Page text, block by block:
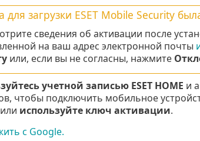
для загрузки ESET Mobile Security
сведения об активации после
на ваш адрес электронной почты
или, если вы не согласны, нажмите
учетной записью ESET HOME и
чтобы подключить мобильное
используйте ключ активации.
с Google.